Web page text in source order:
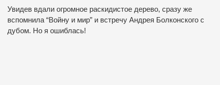
Увидев вдали огромное раскидистое дерево, сразу же
вспомнила “Войну и мир” и встречу Андрея Болконского с
дубом. Но я ошиблась!